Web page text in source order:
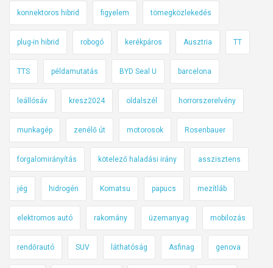
konnektoros hibrid figyelem tömegközlekedés
plug-in hibrid robogó kerékpáros Ausztria TT
TTS példamutatás BYD Seal U barcelona
leállósáv kresz2024 oldalszél horrorszerelvény
munkagép zenélő út motorosok Rosenbauer
forgalomirányítás kötelező haladási irány asszisztens
jég hidrogén Komatsu papucs mezítláb
elektromos autó rakomány üzemanyag mobilozás
rendőrautó SUV láthatóság Asfinag genova